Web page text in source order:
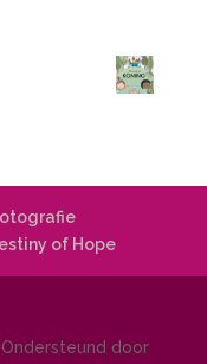
of Hope
Ondersteund door